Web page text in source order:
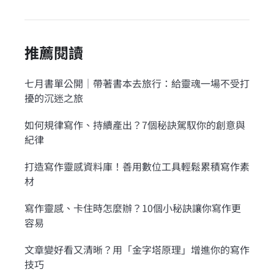
推薦閱讀
七月書單公開｜帶著書本去旅行：給靈魂一場不受打
擾的沉迷之旅
如何規律寫作、持續產出？7個秘訣駕馭你的創意與
紀律
打造寫作靈感資料庫！善用數位工具輕鬆累積寫作素
材
寫作靈感、卡住時怎麼辦？10個小秘訣讓你寫作更
容易
文章變好看又清晰？用「金字塔原理」增進你的寫作
技巧